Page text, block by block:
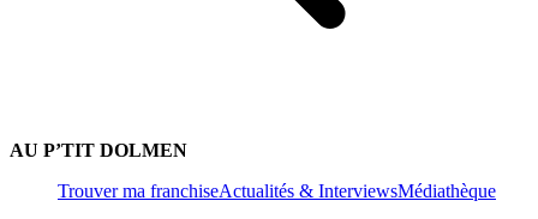
AU P’TIT DOLMEN
Trouver ma franchiseActualités & InterviewsMédiathèque